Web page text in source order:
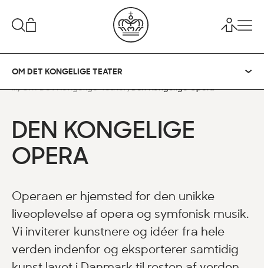
OM DET KONGELIGE TEATER
DEN KONGELIGE
OPERA
Operaen er hjemsted for den unikke
liveoplevelse af opera og symfonisk musik.
Vi inviterer kunstnere og idéer fra hele
verden indenfor og eksporterer samtidig